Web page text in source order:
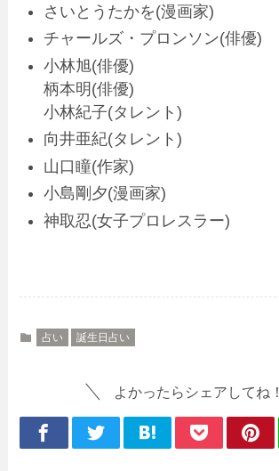
さいとうたかを(漫画家)
チャールズ・プロンソン(俳優)
小林旭(俳優)
柄本明(俳優)
小林紀子(タレント)
向井亜紀(タレント)
山口瞳(作家)
小島剛夕(漫画家)
神取忍(女子プロレスラー)
占い 誕生日占い
よかったらシェアしてね！